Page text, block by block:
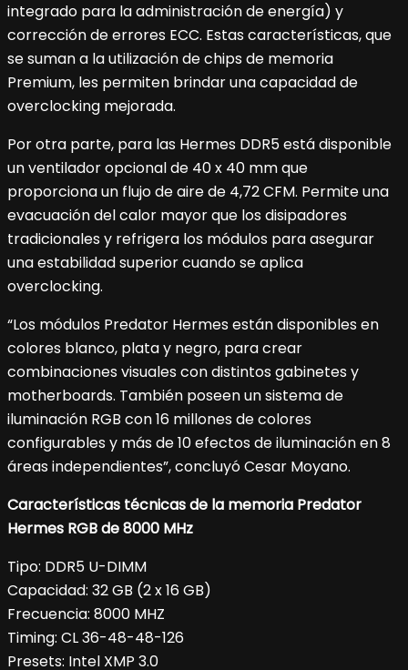
integrado para la administración de energía) y
corrección de errores ECC. Estas características, que
se suman a la utilización de chips de memoria
Premium, les permiten brindar una capacidad de
overclocking mejorada.
Por otra parte, para las Hermes DDR5 está disponible
un ventilador opcional de 40 x 40 mm que
proporciona un flujo de aire de 4,72 CFM. Permite una
evacuación del calor mayor que los disipadores
tradicionales y refrigera los módulos para asegurar
una estabilidad superior cuando se aplica
overclocking.
“Los módulos Predator Hermes están disponibles en
colores blanco, plata y negro, para crear
combinaciones visuales con distintos gabinetes y
motherboards. También poseen un sistema de
iluminación RGB con 16 millones de colores
configurables y más de 10 efectos de iluminación en 8
áreas independientes”, concluyó Cesar Moyano.
Características técnicas de la memoria Predator
Hermes RGB de 8000 MHz
Tipo: DDR5 U-DIMM
Capacidad: 32 GB (2 x 16 GB)
Frecuencia: 8000 MHZ
Timing: CL 36-48-48-126
Presets: Intel XMP 3.0